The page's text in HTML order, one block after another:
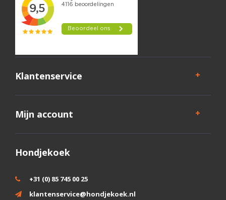
Klantenservice
Mijn account
Hondjekoek
+31 (0) 85 745 00 25
klantenservice@hondjekoek.nl